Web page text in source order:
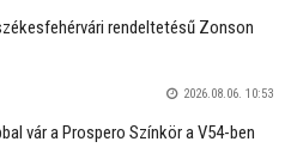
rendeltetésű Zonson
2026.08.06. 10:53
vár a Prospero Színkör a V54-ben